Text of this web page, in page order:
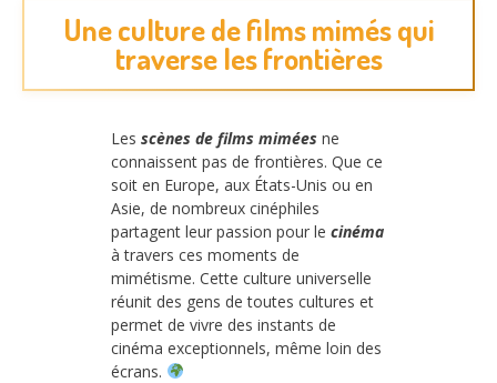
Une culture de films mimés qui
traverse les frontières
Les scènes de films mimées ne
connaissent pas de frontières. Que ce
soit en Europe, aux États-Unis ou en
Asie, de nombreux cinéphiles
partagent leur passion pour le cinéma
à travers ces moments de
mimétisme. Cette culture universelle
réunit des gens de toutes cultures et
permet de vivre des instants de
cinéma exceptionnels, même loin des
écrans.